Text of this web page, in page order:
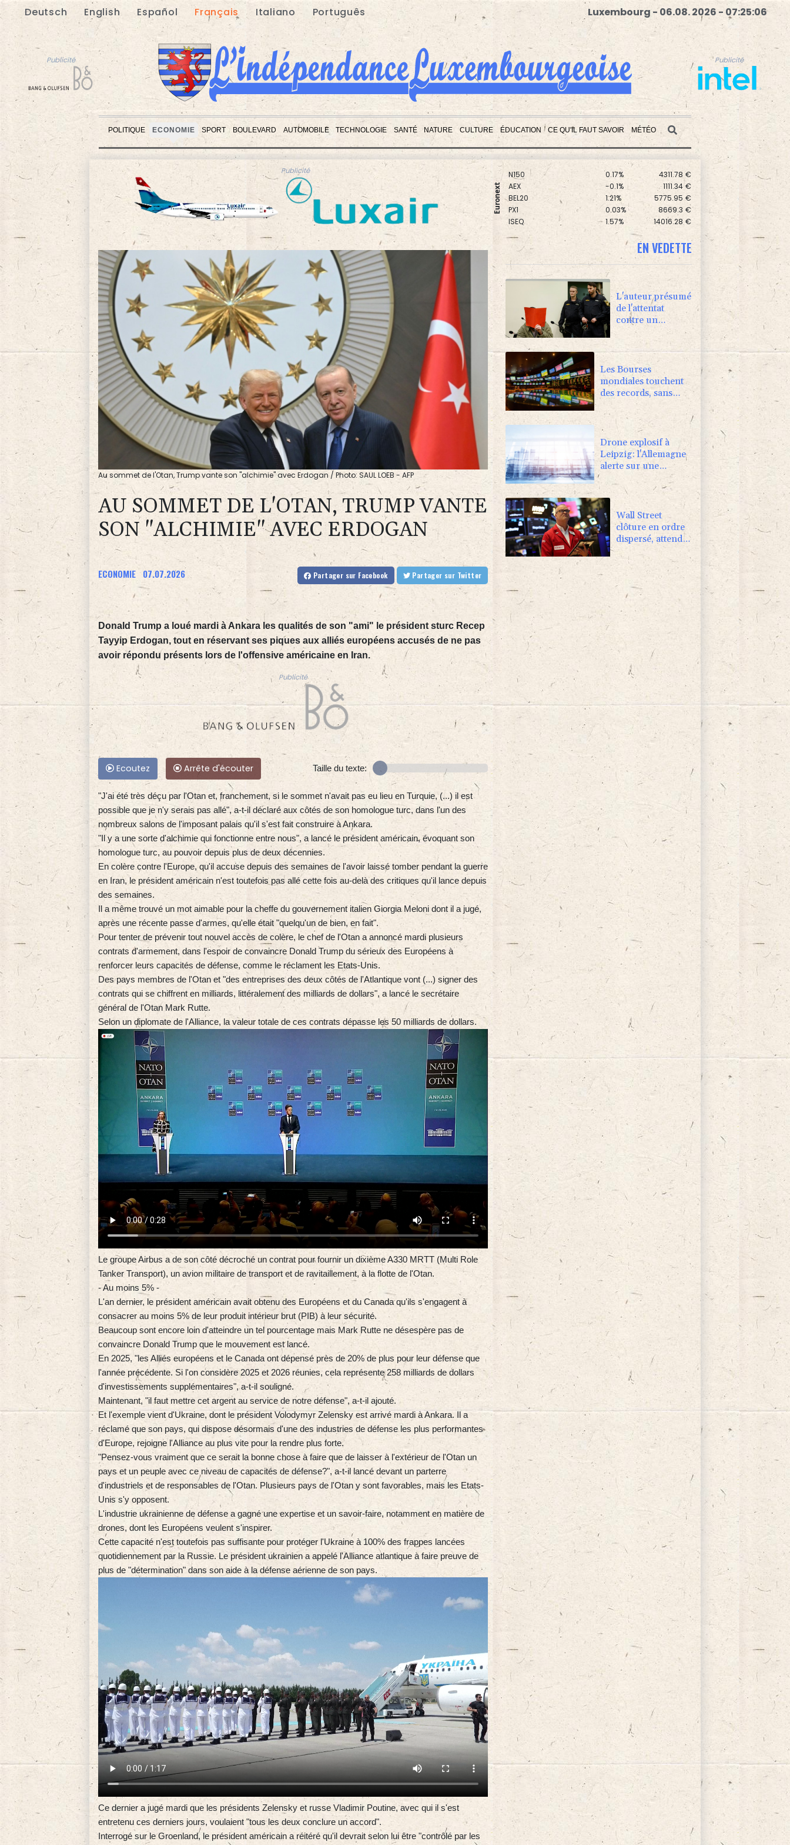
Deutsch English Español Français Italiano Português Luxembourg - 06.08. 2026 - 07:25:08
Publicité Publicité
POLITIQUE ECONOMIE SPORT BOULEVARD AUTOMOBILE TECHNOLOGIE SANTÉ NATURE CULTURE ÉDUCATION CE QU'IL FAUT SAVOIR MÉTÉO
Publicité
Publicité
Euronext
BIOTK 4302.47
N150
0.17% 4311.78 €
AEX
1111.34
BEL20
1.21% 5775.95 €
PX1
0.03% 8669.3 €
ISEQ
1.57% 14016.28 €
OSEBX
-0.28% 2013.36 kr
PSI20
0.08% 9176.1 €
ENTEC
-0.41%
Au sommet de l'Otan, Trump vante son "alchimie" avec Erdogan / Photo: SAUL LOEB - AFP
AU SOMMET DE L'OTAN, TRUMP VANTE
SON "ALCHIMIE" AVEC ERDOGAN
ECONOMIE 07.07.2026 Partager sur Facebook Partager sur Twitter
Donald Trump a loué mardi à Ankara les qualités de son "ami" le président sturc Recep
Tayyip Erdogan, tout en réservant ses piques aux alliés européens accusés de ne pas
avoir répondu présents lors de l'offensive américaine en Iran.
Publicité
Ecoutez Arrête d'écouter Taille du texte:
"J'ai été très déçu par l'Otan et, franchement, si le sommet n'avait pas eu lieu en Turquie, (...) il est
possible que je n'y serais pas allé", a-t-il déclaré aux côtés de son homologue turc, dans l'un des
nombreux salons de l'imposant palais qu'il s'est fait construire à Ankara.
"Il y a une sorte d'alchimie qui fonctionne entre nous", a lancé le président américain, évoquant son
homologue turc, au pouvoir depuis plus de deux décennies.
En colère contre l'Europe, qu'il accuse depuis des semaines de l'avoir laissé tomber pendant la guerre
en Iran, le président américain n'est toutefois pas allé cette fois au-delà des critiques qu'il lance depuis
des semaines.
Il a même trouvé un mot aimable pour la cheffe du gouvernement italien Giorgia Meloni dont il a jugé,
après une récente passe d'armes, qu'elle était "quelqu'un de bien, en fait".
Pour tenter de prévenir tout nouvel accès de colère, le chef de l'Otan a annoncé mardi plusieurs
contrats d'armement, dans l'espoir de convaincre Donald Trump du sérieux des Européens à
renforcer leurs capacités de défense, comme le réclament les Etats-Unis.
Des pays membres de l'Otan et "des entreprises des deux côtés de l'Atlantique vont (...) signer des
contrats qui se chiffrent en milliards, littéralement des milliards de dollars", a lancé le secrétaire
général de l'Otan Mark Rutte.
Selon un diplomate de l'Alliance, la valeur totale de ces contrats dépasse les 50 milliards de dollars.
Le groupe Airbus a de son côté décroché un contrat pour fournir un dixième A330 MRTT (Multi Role
Tanker Transport), un avion militaire de transport et de ravitaillement, à la flotte de l'Otan.
- Au moins 5% -
L'an dernier, le président américain avait obtenu des Européens et du Canada qu'ils s'engagent à
consacrer au moins 5% de leur produit intérieur brut (PIB) à leur sécurité.
Beaucoup sont encore loin d'atteindre un tel pourcentage mais Mark Rutte ne désespère pas de
convaincre Donald Trump que le mouvement est lancé.
En 2025, "les Alliés européens et le Canada ont dépensé près de 20% de plus pour leur défense que
l'année précédente. Si l'on considère 2025 et 2026 réunies, cela représente 258 milliards de dollars
d'investissements supplémentaires", a-t-il souligné.
Maintenant, "il faut mettre cet argent au service de notre défense", a-t-il ajouté.
Et l'exemple vient d'Ukraine, dont le président Volodymyr Zelensky est arrivé mardi à Ankara. Il a
réclamé que son pays, qui dispose désormais d'une des industries de défense les plus performantes
d'Europe, rejoigne l'Alliance au plus vite pour la rendre plus forte.
"Pensez-vous vraiment que ce serait la bonne chose à faire que de laisser à l'extérieur de l'Otan un
pays et un peuple avec ce niveau de capacités de défense?", a-t-il lancé devant un parterre
d'industriels et de responsables de l'Otan. Plusieurs pays de l'Otan y sont favorables, mais les Etats-
Unis s'y opposent.
L'industrie ukrainienne de défense a gagné une expertise et un savoir-faire, notamment en matière de
drones, dont les Européens veulent s'inspirer.
Cette capacité n'est toutefois pas suffisante pour protéger l'Ukraine à 100% des frappes lancées
quotidiennement par la Russie. Le président ukrainien a appelé l'Alliance atlantique à faire preuve de
plus de "détermination" dans son aide à la défense aérienne de son pays.
Ce dernier a jugé mardi que les présidents Zelensky et russe Vladimir Poutine, avec qui il s'est
entretenu ces derniers jours, voulaient "tous les deux conclure un accord".
Interrogé sur le Groenland, le président américain a réitéré qu'il devrait selon lui être "contrôlé par les
EN VEDETTE
L'auteur présumé
de l'attentat
contre un
cortège syndical
à Munich face à
son verdict
Les Bourses
mondiales touchent
des records, sans
s'emballer pour
autant
Drone explosif à
Leipzig: l'Allemagne
alerte sur une
"nouvelle dimension
de menace"
Wall Street
clôture en ordre
dispersé, attend
un accord entre
Washington et
Téhéran